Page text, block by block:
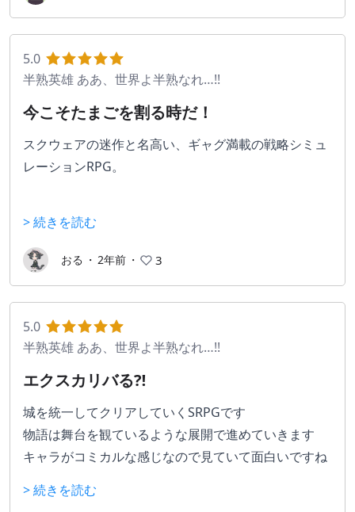
5.0
半熟英雄 ああ、世界よ半熟なれ…!!
今こそたまごを割る時だ！
スクウェアの迷作と名高い、ギャグ満載の戦略シミュ
レーションRPG。
るという演劇のような構図で進行される。
シミュレーション部分はリアルタイムとなっており、
自軍の城を守りつつ攻めてくる敵を打ち破りながら自
身も将軍を派遣して敵の城を攻め、統一していくスタ
イル。一定時間が経過するとイベントや月イチコマン
ドが発生し、新たに将軍を雇用したり、切り札（アイ
今作の目玉はなんといっても戦闘中にたまごからエッ
グモンスターを召喚するシステム。
このシステムはFC版の前作が初出であり、ファイナル
エッグモンスターもそうだが、全編にギャグ要素が盛
> 続きを読む
おる ・ 2年前 ・ 3
5.0
半熟英雄 ああ、世界よ半熟なれ…!!
エクスカリバる⁈
城を統一してクリアしていくSRPGです
物語は舞台を観ているような展開で進めていきます
キャラがコミカルな感じなので見ていて面白いですね
どこか見た事があるようなパロディ全開の
> 続きを読む